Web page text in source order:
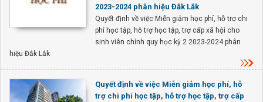
2023-2024 phân hiệu Đắk Lắk
Quyết định về việc Miễn giảm học phí, hỗ trợ chi
phí học tập, hỗ trợ học tập, trợ cấp xã hội cho
sinh viên chính quy học kỳ 2 2023-2024 phân
hiệu Đắk Lắk
Quyết định về việc Miễn giảm học phí, hỗ
trợ chi phí học tập, hỗ trợ học tập, trợ cấp